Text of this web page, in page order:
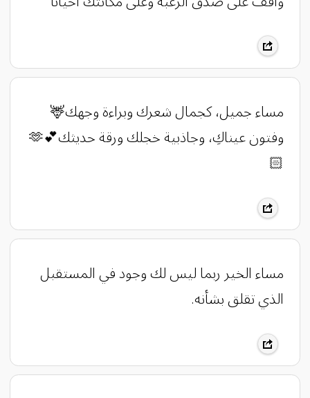
‏مساء جميل، كجمال شعرك وبراءة وجهك🦌 ‏
وفتون عيناكِ، وجاذبية خجلك ورقة حديثك💕🫶
🏻
مساء الخير ربما ليس لك وجود في المستقبل
الذي تقلق بشأنه.